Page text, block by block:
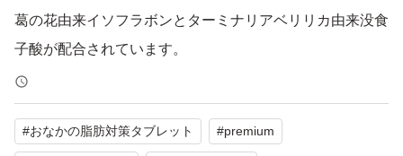
葛の花由来イソフラボンとターミナリアベリリカ由来没食
子酸が配合されています。
よろしくお願いいたします。
#おなかの脂肪対策タブレット #premium